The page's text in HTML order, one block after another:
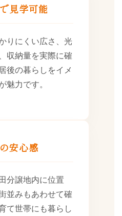
見学可能
りにくい広さ、光
収納量を実際に確
後の暮らしをイメ
魅力です。
安心感
分譲地内に位置
並みもあわせて確
て世帯にも暮らし